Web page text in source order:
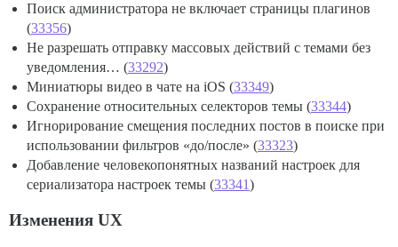
Поиск администратора не включает страницы плагинов
(33356)
Не разрешать отправку массовых действий с темами без
уведомления… (33292)
Миниатюры видео в чате на iOS (33349)
Сохранение относительных селекторов темы (33344)
Игнорирование смещения последних постов в поиске при
использовании фильтров «до/после» (33323)
Добавление человекопонятных названий настроек для
сериализатора настроек темы (33341)
Изменения UX